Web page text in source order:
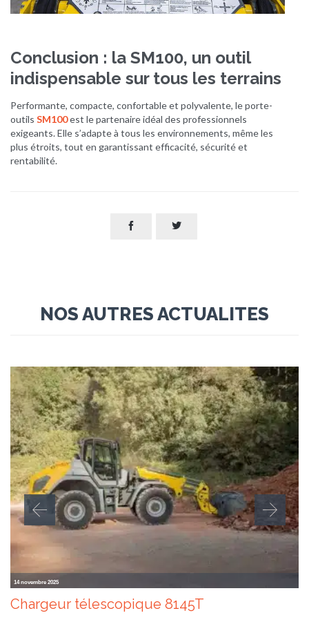
Conclusion : la SM100, un outil
indispensable sur tous les terrains
Performante, compacte, confortable et polyvalente, le porte-
outils SM100est le partenaire idéal des professionnels
exigeants. Elle s’adapte à tous les environnements, même les
plus étroits, tout en garantissant efficacité, sécurité et
rentabilité.
 
NOS AUTRES ACTUALITES
14 novembre 2025
Chargeur télescopique 8145T